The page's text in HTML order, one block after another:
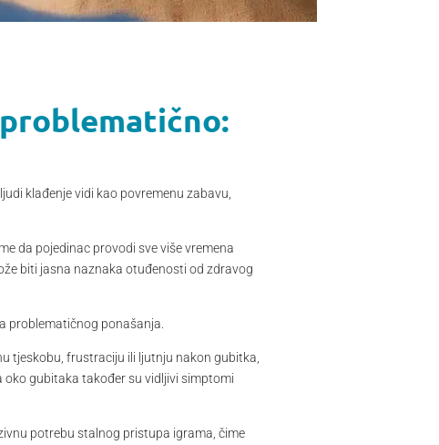
klađenje vidi kao povremenu zabavu,
da pojedinac provodi sve više vremena
biti jasna naznaka otuđenosti od zdravog
problematičnog ponašanja.
tjeskobu, frustraciju ili ljutnju nakon gubitka,
oko gubitaka također su vidljivi simptomi
potrebu stalnog pristupa igrama, čime